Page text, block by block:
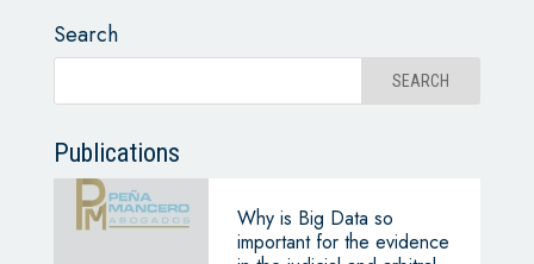
Search
Publications
Why is Big Data so
important for the evidence